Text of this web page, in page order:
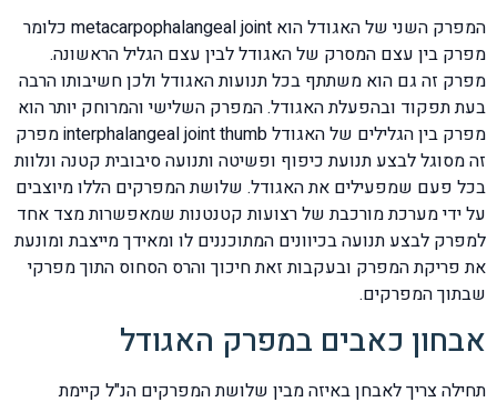
המפרק השני של האגודל הוא metacarpophalangeal joint כלומר
מפרק בין עצם המסרק של האגודל לבין עצם הגליל הראשונה.
מפרק זה גם הוא משתתף בכל תנועות האגודל ולכן חשיבותו הרבה
בעת תפקוד ובהפעלת האגודל. המפרק השלישי והמרוחק יותר הוא
מפרק בין הגלילים של האגודל interphalangeal joint thumb מפרק
זה מסוגל לבצע תנועת כיפוף ופשיטה ותנועה סיבובית קטנה ונלוות
בכל פעם שמפעילים את האגודל. שלושת המפרקים הללו מיוצבים
על ידי מערכת מורכבת של רצועות קטנטנות שמאפשרות מצד אחד
למפרק לבצע תנועה בכיוונים המתוכננים לו ומאידך מייצבת ומונעת
את פריקת המפרק ובעקבות זאת חיכוך והרס הסחוס התוך מפרקי
שבתוך המפרקים.
אבחון כאבים במפרק האגודל
תחילה צריך לאבחן באיזה מבין שלושת המפרקים הנ"ל קיימת